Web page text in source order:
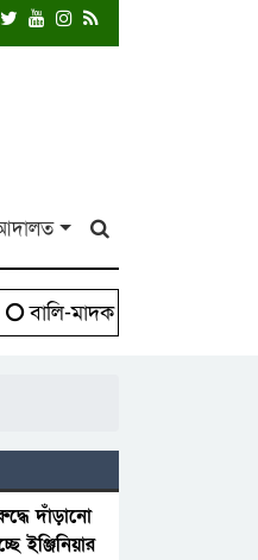
বালি-মাদক সিন্ডিকেট বিরুদ্ধে
দাঁড়ানো
ইঞ্জিনিয়ার